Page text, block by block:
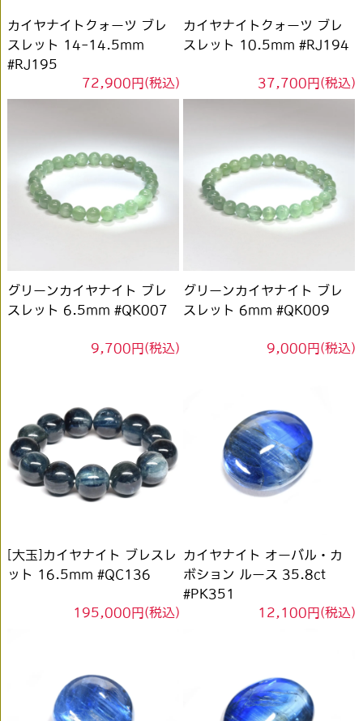
カイヤナイトクォーツ ブレ
スレット 14-14.5mm
#RJ195
72,900円(税込)
カイヤナイトクォーツ ブレ
スレット 10.5mm #RJ194
37,700円(税込)
グリーンカイヤナイト ブレ
スレット 6.5mm #QK007
9,700円(税込)
グリーンカイヤナイト ブレ
スレット 6mm #QK009
9,000円(税込)
[大玉]カイヤナイト ブレスレ
ット 16.5mm #QC136
195,000円(税込)
カイヤナイト オーバル・カ
ボション ルース 35.8ct
#PK351
12,100円(税込)